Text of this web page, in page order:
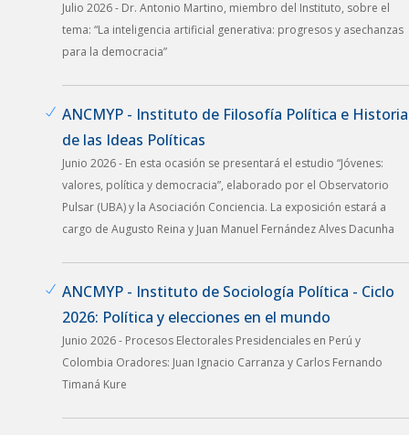
Julio 2026 - Dr. Antonio Martino, miembro del Instituto, sobre el
tema: “La inteligencia artificial generativa: progresos y asechanzas
para la democracia”
ANCMYP - Instituto de Filosofía Política e Historia
de las Ideas Políticas
Junio 2026 - En esta ocasión se presentará el estudio “Jóvenes:
valores, política y democracia”, elaborado por el Observatorio
Pulsar (UBA) y la Asociación Conciencia. La exposición estará a
cargo de Augusto Reina y Juan Manuel Fernández Alves Dacunha
ANCMYP - Instituto de Sociología Política - Ciclo
2026: Política y elecciones en el mundo
Junio 2026 - Procesos Electorales Presidenciales en Perú y
Colombia Oradores: Juan Ignacio Carranza y Carlos Fernando
Timaná Kure